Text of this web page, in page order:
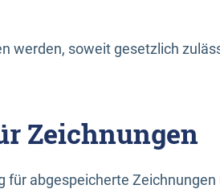
werden, soweit gesetzlich
Zeichnungen
abgespeicherte Zeichnungen